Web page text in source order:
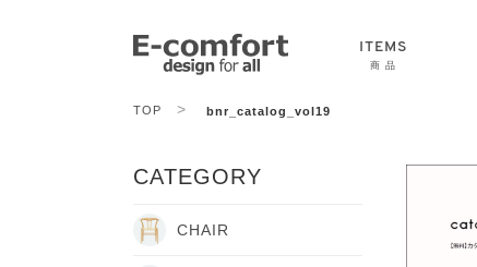
ITEMS
商 品
TOP > bnr_catalog_vol19
CATEGORY
CHAIR